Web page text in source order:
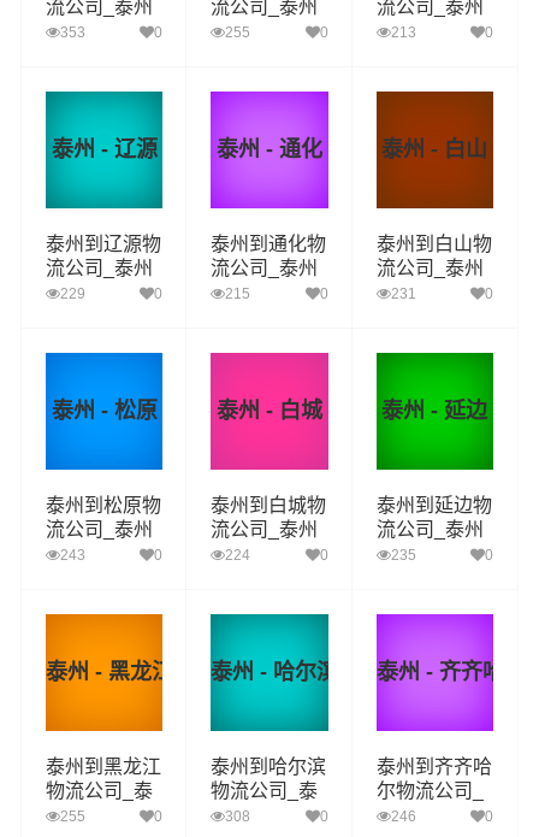
流公司_泰州
到长春货运_
353 0
流公司_泰州
到吉林货运_
255 0
流公司_泰州
到四平货运_
213 0
泰州 - 辽源
泰州到辽源物
流公司_泰州
到辽源货运_
229 0
泰州 - 通化
泰州到通化物
流公司_泰州
到通化货运_
215 0
泰州 - 白山
泰州到白山物
流公司_泰州
到白山货运_
231 0
泰州 - 松原
泰州到松原物
流公司_泰州
到松原货运_
243 0
泰州 - 白城
泰州到白城物
流公司_泰州
到白城货运_
224 0
泰州 - 延边
泰州到延边物
流公司_泰州
到延边货运_
235 0
泰州 - 黑龙江
泰州到黑龙江
物流公司_泰
州到黑龙江货
255 0
泰州 - 哈尔滨
泰州到哈尔滨
物流公司_泰
州到哈尔滨货
308 0
泰州 - 齐齐哈尔
泰州到齐齐哈
尔物流公司_
泰州到齐齐哈
246 0